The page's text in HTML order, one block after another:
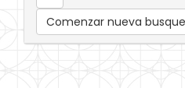
Comenzar nueva